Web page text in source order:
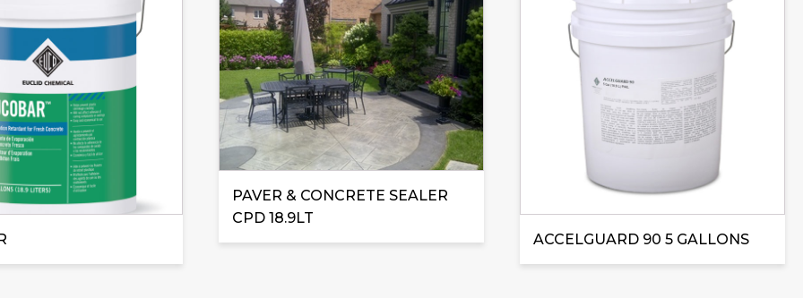
PAVER & CONCRETE SEALER
CPD 18.9LT
ACCELGUARD 90 5 GALLONS